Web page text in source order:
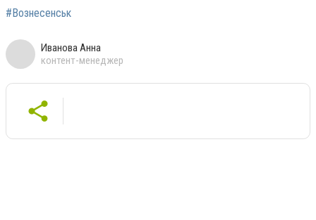
#Вознесенськ
Иванова Анна
контент-менеджер